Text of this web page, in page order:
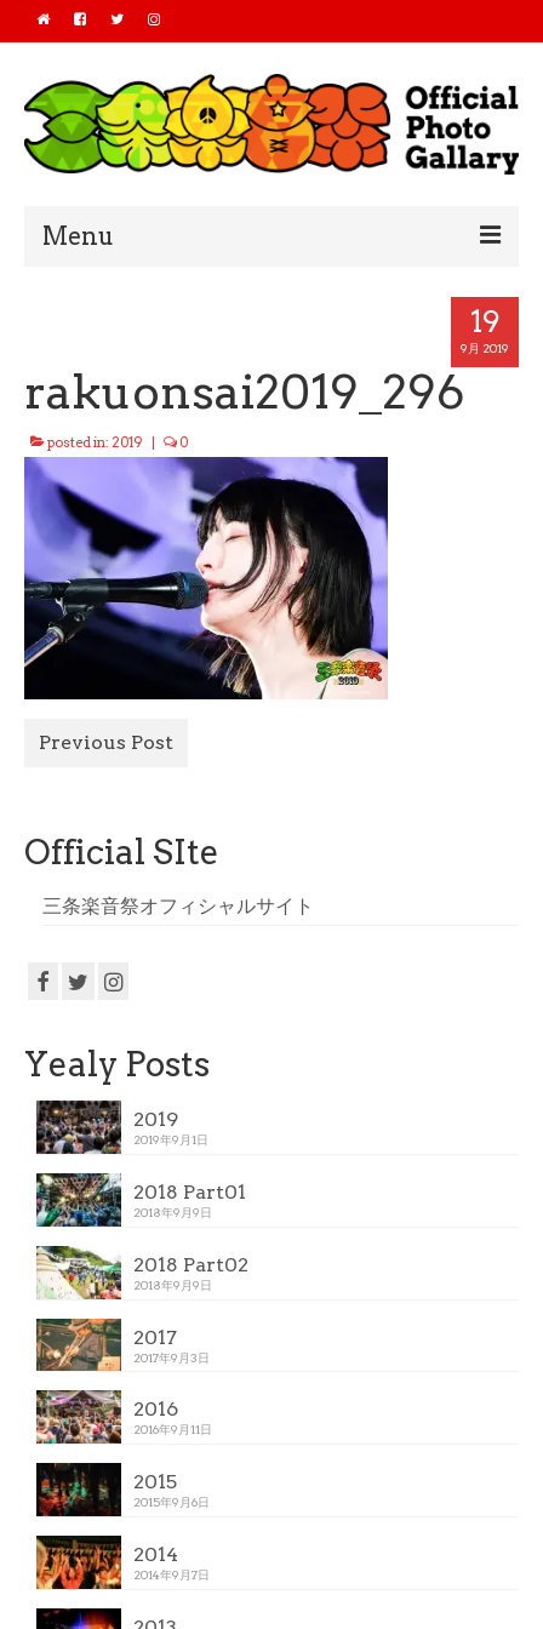
Menu
2018
2017
2016
All Photo
Official Site
19
9月 2019
rakuonsai2019_296
posted in: 2019 0
Previous Post
Official SIte
三条楽音祭オフィシャルサイト
Yealy Posts
2019
2019年9月1日
2018 Part01
2018年9月9日
2018 Part02
2018年9月9日
2017
2017年9月3日
2016
2016年9月11日
2015
2015年9月6日
2014
2014年9月7日